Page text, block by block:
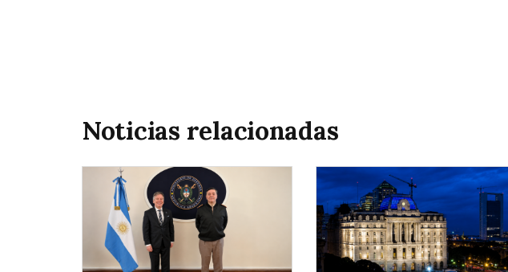
Noticias relacionadas